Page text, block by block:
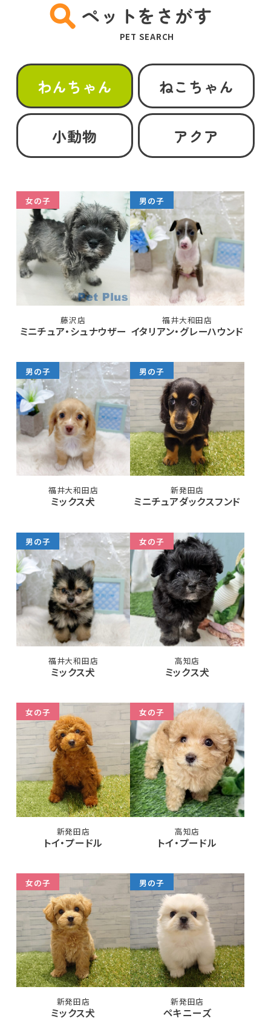
ペットをさがす
PET SEARCH
わんちゃん ねこちゃん
小動物 アクア
女の子
藤沢店
ミニチュア・シュナウザー
男の子
福井大和田店
イタリアン・グレーハウンド
男の子
福井大和田店
ミックス犬
男の子
新発田店
ミニチュアダックスフンド
男の子
福井大和田店
ミックス犬
女の子
高知店
ミックス犬
女の子
新発田店
トイ・プードル
女の子
高知店
トイ・プードル
女の子
新発田店
ミックス犬
男の子
新発田店
ペキニーズ